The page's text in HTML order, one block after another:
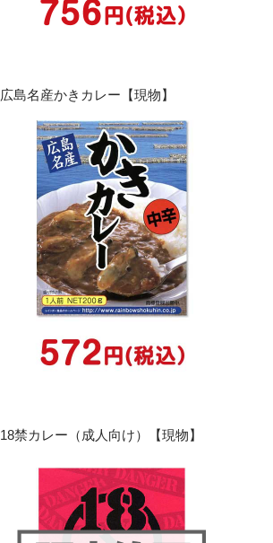
広島名産かきカレー【現物】
18禁カレー（成人向け）【現物】